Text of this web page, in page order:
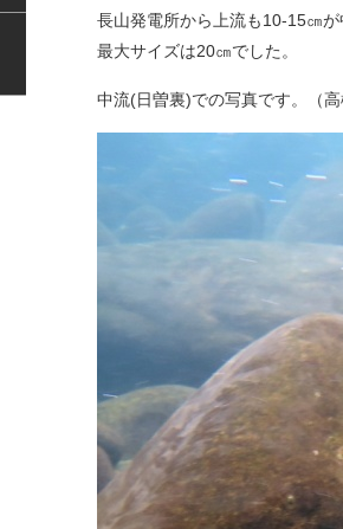
長山発電所から上流も10-15㎝
最大サイズは20㎝でした。
中流(日曽裏)での写真です。（